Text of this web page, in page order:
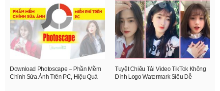
Download Photoscape – Phần Mềm
Chỉnh Sửa Ảnh Trên PC, Hiệu Quả
Tuyệt Chiêu Tải Video TikTok Không
Dính Logo Watermark Siêu Dễ